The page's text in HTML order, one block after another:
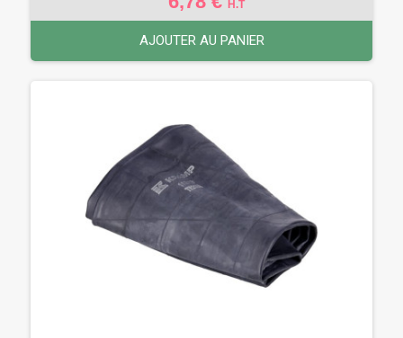
H.T
AJOUTER AU PANIER